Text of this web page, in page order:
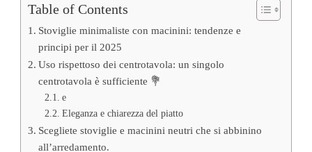
Table of Contents
Stoviglie minimaliste con macinini: tendenze e
principi per il 2025
Uso rispettoso dei centrotavola: un singolo
centrotavola è sufficiente 💐
e
Eleganza e chiarezza del piatto
Scegliete stoviglie e macinini neutri che si abbinino
all’arredamento.